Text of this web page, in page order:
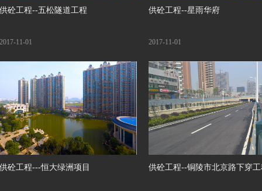
供砼工程--五松隧道工程
2017-11-01
供砼工程--星雨华府
2017-11-01
供砼工程---恒大绿洲项目 供砼工程--铜陵市北京路下穿